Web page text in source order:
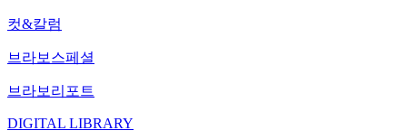
컷&칼럼
브라보스페셜
브라보리포트
DIGITAL LIBRARY